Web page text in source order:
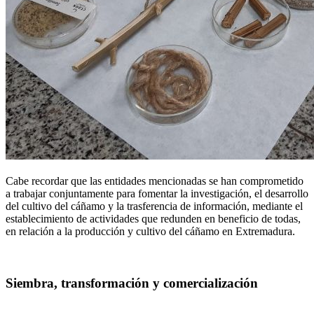
Cabe recordar que las entidades mencionadas se han comprometido
a trabajar conjuntamente para fomentar la investigación, el desarrollo
del cultivo del cáñamo y la trasferencia de información, mediante el
establecimiento de actividades que redunden en beneficio de todas,
en relación a la producción y cultivo del cáñamo en Extremadura.
Siembra, transformación y comercialización